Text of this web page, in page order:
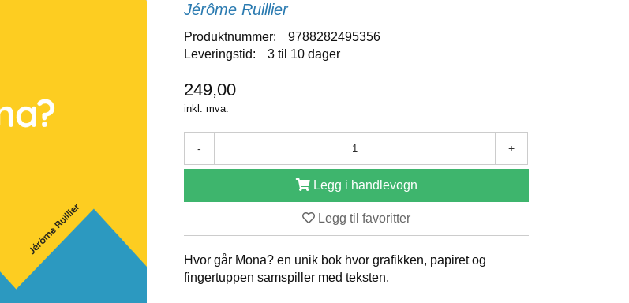
Jérôme Ruillier
Produktnummer:
9788282495356
Leveringstid:
3 til 10 dager
249,00
inkl. mva.
- +
Legg i handlevogn
Legg til favoritter
Hvor går Mona? en unik bok hvor grafikken, papiret og
fingertuppen samspiller med teksten.